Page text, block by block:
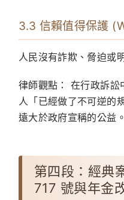
3.3 信賴值得保護
人民沒有詐欺、脅迫或
律師觀點：
在行政訴訟
人「已經做了不可逆的
遠大於政府宣稱的公益。
第四段：經典
717 號與年金